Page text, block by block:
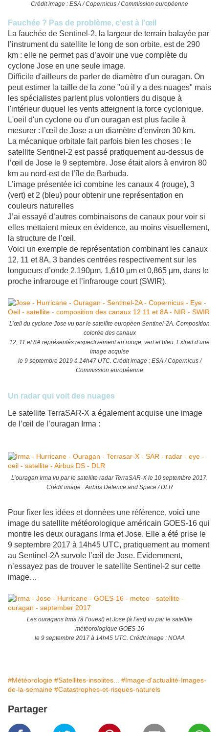
Crédit image : ESA / Copernicus / Commission européenne
Fauchée ? Pas de problème, c'est à l'œil
La fauchée de Sentinel-2, la largeur de terrain balayée par
l’instrument du satellite le long de son orbite, est de 290
km : elle ne permet pas d’avoir une vue complète du
cyclone Jose en une seule image.
Difficile d'ailleurs de parler de diamètre d'un ouragan. On
peut estimer la taille de la zone "où il y a des nuages" mais
les spécialistes parlent plus volontiers du disque à
l'intérieur duquel les vents atteignent la force cyclonique.
L'oeil d'un cyclone ou d'un ouragan est plus facile à
mesurer : l’œil de Jose a un diamètre d’environ 30 km.
La mécanique orbitale fait parfois bien les choses : le
satellite Sentinel-2 est passé pratiquement au-dessus de
l’œil de Jose le 9 septembre. Jose était alors à environ 80
km au nord-est de l’île de Barbuda.
L’image présentée ici combine les canaux 4 (rouge), 3
(vert) et 2 (bleu) pour obtenir une représentation en
couleurs naturelles
J’ai essayé d’autres combinaisons de canaux pour voir si
elles mettaient mieux en évidence, au moins visuellement,
la structure de l’œil.
Voici un exemple de représentation combinant les canaux
12, 11 et 8A, 3 bandes centrées respectivement sur les
longueurs d’onde 2,190µm, 1,610 µm et 0,865 µm, dans le
proche infrarouge et l’infrarouge court (SWIR).
L’œil du cyclone Jose vu par le satellite européen Sentinel-2A. Composition
colorée des canaux
12, 11 et 8A représentés respectivement en rouge, vert et bleu. Extrait d’une
image acquise
le 9 septembre 2019 à 14h47 UTC. Crédit image : ESA / Copernicus /
Commission européenne
Un radar qui voit des nuages
Le satellite TerraSAR-X a également acquise une image
de l’œil de l’ouragan Irma :
L’ouragan Irma vu par le satellite radar TerraSAR-X le 10 septembre 2017.
Crédit image : Airbus Defence and Space / DLR
Pour fixer les idées et données une référence, voici une
image du satellite météorologique américain GOES-16 qui
montre les deux ouragans Irma et Jose. Elle a été prise le
9 septembre 2017 à 14h45 UTC, pratiquement au moment
au Sentinel-2A survole l’œil de Jose. Evidemment,
n’essayez pas de trouver le satellite Sentinel-2 sur cette
image…
Les ouragans Irma (à l’ouest) et Jose (à l’est) vu par le satellite
météorologique GOES-16
le 9 septembre 2017 à 14h45 UTC. Crédit image : NOAA
#Météorologie #Satellites-insolites...
#Image-d'actualité-Images-
de-la-semaine #Catastrophes-et-risques-naturels
Partager